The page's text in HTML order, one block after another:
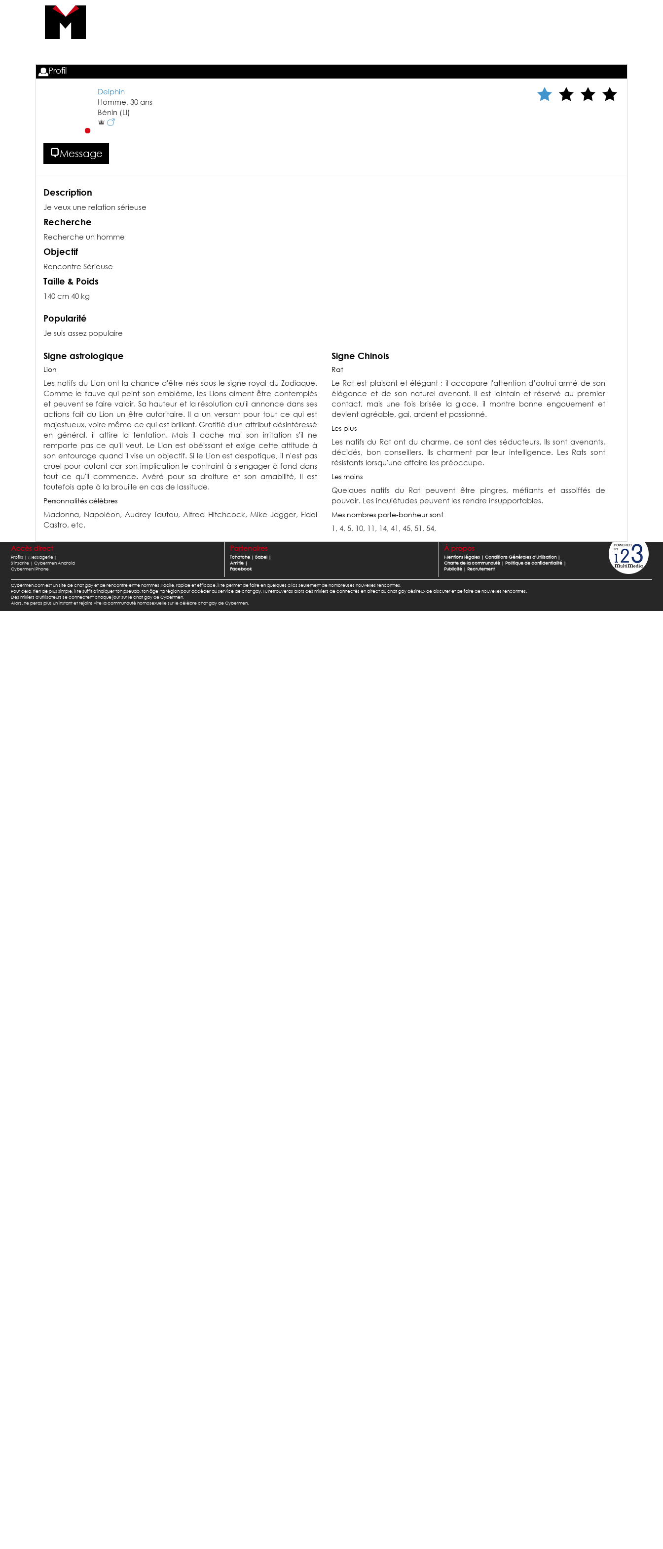
Profil
Delphin
Homme, 30 ans
Bénin (LI)
Message
Description
Je veux une relation sérieuse
Recherche
Recherche un homme
Objectif
Rencontre Sérieuse
Taille & Poids
140 cm 40 kg
Popularité
Je suis assez populaire
Signe astrologique
Lion
Les natifs du Lion ont la chance d'être nés sous le signe royal du Zodiaque.
Comme le fauve qui peint son emblème, les Lions aiment être contemplés
et peuvent se faire valoir. Sa hauteur et la résolution qu'il annonce dans ses
actions fait du Lion un être autoritaire. Il a un versant pour tout ce qui est
majestueux, voire même ce qui est brillant. Gratifié d'un attribut désintéressé
en général, il attire la tentation. Mais il cache mal son irritation s'il ne
remporte pas ce qu'il veut. Le Lion est obéissant et exige cette attitude à
son entourage quand il vise un objectif. Si le Lion est despotique, il n'est pas
cruel pour autant car son implication le contraint à s'engager à fond dans
tout ce qu'il commence. Avéré pour sa droiture et son amabilité, il est
toutefois apte à la brouille en cas de lassitude.
Personnalités célèbres
Madonna, Napoléon,Audrey Tautou,Alfred Hitchcock, Mike Jagger, Fidel
Castro, etc.
Signe Chinois
Rat
Le Rat est plaisant et élégant ; il accapare l'attention d’autrui armé de son
élégance et de son naturel avenant. Il est lointain et réservé au premier
contact, mais une fois brisée la glace, il montre bonne engouement et
devient agréable, gai, ardent et passionné.
Les plus
Les natifs du Rat ont du charme, ce sont des séducteurs. Ils sont avenants,
décidés, bon conseillers. Ils charment par leur intelligence. Les Rats sont
résistants lorsqu'une affaire les préoccupe.
Les moins
Quelques natifs du Rat peuvent être pingres, méfiants et assoiffés de
pouvoir. Les inquiétudes peuvent les rendre insupportables.
Mes nombres porte-bonheur sont
1, 4, 5, 10, 11, 14, 41, 45, 51, 54,
Accès direct
Profils | Messagerie |
S'inscrire | Cybermen Android
Cybermen iPhone
Partenaires
Tchatche | Babel |
Amitie |
Facebook
À propos
Mentions légales| Conditions Générales d'Utilisation|
Charte de la communauté| Politique de confidentialité|
Publicité| Recrutement
Cybermen.com est un site de chat gay et de rencontre entre hommes. Facile, rapide et efficace, il te permet de faire en quelques clics seulement de nombreuses nouvelles rencontres.
Pour cela, rien de plus simple, il te suffit d'indiquer ton pseudo, ton âge, ta région pour accéder au service de chat gay. Tu retrouveras alors des milliers de connectés en direct au chat gay désireux de discuter et de faire de nouvelles rencontres.
Des milliers d'utilisateurs se connectent chaque jour sur le chat gay de Cybermen.
Alors, ne perds plus un instant et rejoins vite la communauté homosexuelle sur le célèbre chat gay de Cybermen.